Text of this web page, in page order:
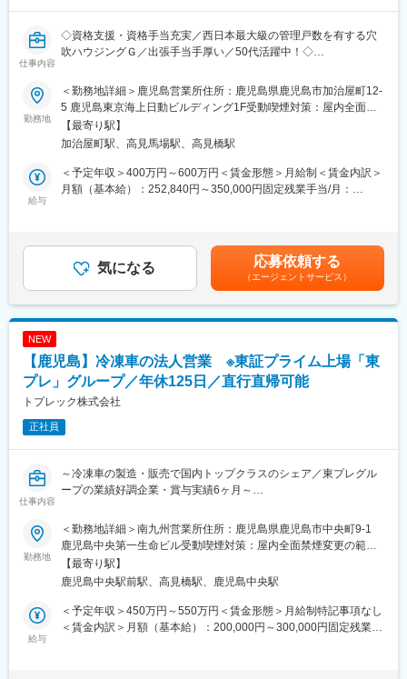
の高い商品を、生産者に直接販売しています。
丁寧なヒアリングを通じた各農家にあった提案でありながら、価
地域に根差した支店展開を行っているため、土地柄に合わせた土
壌分析、改善提案が可能です。
地元からの信頼も厚く、地域への貢献を重視しています。
■フレックスタイム制
清算期間は１ヶ月。
始業及び終業の時刻は労働者の決定に委ねる。標準労働時間は１
■住商アグリビジネス株式会社について：
「日本農業の発展に貢献する。」その具現化のため2007年4月、
統合し当社は発足しました。各地域の気候・土壌・作物にあわせ
活用しながら肥料のほか農薬・土壌改良資材・培養土など各種生
産資材の販売を行っています。
取扱数量、事業規模ともに、国内トップレベルの肥料製造販売会
っている国内唯一の会社です。
仕事内容
◇資格支援・資格手当充実／西日本最大級の管理戸数を有する穴
吹ハウジングＧ／出張手当手厚い／50代活躍中！◇
■業務概要：
グループ管理物件（マンション）の大規模修繕工事（外壁修繕な
ど）の施工管理をお任せします
【具体的には】
■建物点検・診断
・建基法に基づく建物点検、外観目視点検
・点検項目やポイントの詳細説明
■施工管理（修繕）
・マンション管理組合、入居者様への対応、タイムリーな工事内
◎慣れてくれば複数案件（2～3件）を担当
◎修繕工事ではほとんどが巡回管理
◎まれに近隣県へ長期出張の案件アリ（平均3～6ヶ月／追加日当
＼point／
現場を管理するほか、管理組合向けの説明にも携わります。
・予算や工期の管理、専門施工業者や資材の発注・手配、現場監
督、安全・品質の管理など、施工現場をトータルに管理します。
・工事受注に向けたコンペや理事会での工事説明など、人前で話
す機会もあります。
■研修について：
勤務地
＜勤務地詳細＞鹿児島営業所住所：鹿児島県鹿児島市加治屋町12-
5 鹿児島東京海上日動ビルディング1F受動喫煙対策：屋内全面禁
煙変更の範囲：会社の定める事業所
【最寄り駅】
加治屋町駅、高見馬場駅、高見橋駅
給与
＜予定年収＞400万円～600万円＜賃金形態＞月給制＜賃金内訳＞
月額（基本給）：252,840円～350,000円固定残業手当/月：
年収はあくまでも目安の金額であり、選考を通じて変動する可能
性があります。■昇給1回、賞与2回賃金はあくまでも目安の金額
であり、選考を通じて上下する可能性があります。月給(月額)は固
定手当を含めた表記です。
気になる 応募依頼する
（エージェントサービス）
NEW
【鹿児島】冷凍車の法人営業 ※東証プライム上場「東
プレ」グループ／年休125日／直行直帰可能
トプレック株式会社
正社員
仕事内容
～冷凍車の製造・販売で国内トップクラスのシェア／東プレグル
ープの業績好調企業・賞与実績6ヶ月～
■概要
物流関係の顧客に対して、「輸送機械」冷凍車関連製品（既製品
でなく全てオーダーメイド）の営業をお任せします。お客様から
ご依頼いただくケースが多く、既存顧客中心のルート営業となり
ます。
■業務の流れ
・新車両の提案をし、見積書を作成＆提出
勤務地
＜勤務地詳細＞南九州営業所住所：鹿児島県鹿児島市中央町9-1
鹿児島中央第一生命ビル受動喫煙対策：屋内全面禁煙変更の範
囲：会社の定める事業所
【最寄り駅】
鹿児島中央駅前駅、高見橋駅、鹿児島中央駅
給与
＜予定年収＞450万円～550万円＜賃金形態＞月給制特記事項なし
＜賃金内訳＞月額（基本給）：200,000円～300,000円固定残業手